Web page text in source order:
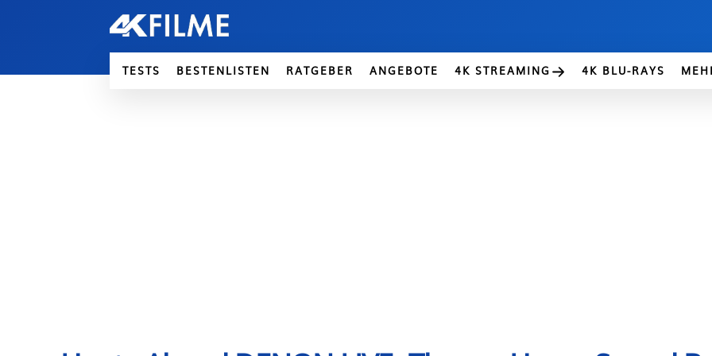
TESTS BESTENLISTEN RATGEBER ANGEBOTE 4K STREAMING 4K BLU-RAYS